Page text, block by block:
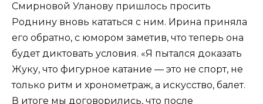
Смирновой Уланову пришлось просить
Роднину вновь кататься с ним. Ирина приняла
его обратно, с юмором заметив, что теперь она
будет диктовать условия. «Я пытался доказать
Жуку, что фигурное катание — это не спорт, не
только ритм и хронометраж, а искусство, балет.
В итоге мы договорились, что после